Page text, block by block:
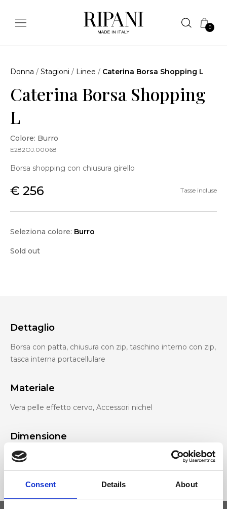
Consent Details About
0
Donna / Stagioni / Linee / Caterina Borsa Shopping L
Caterina Borsa Shopping
L
Colore: Burro
E282OJ.00068
Borsa shopping con chiusura girello
€ 256 Tasse incluse
Seleziona colore: Burro
Sold out
Dettaglio
Borsa con patta, chiusura con zip, taschino interno con zip,
tasca interna portacellulare
Materiale
Vera pelle effetto cervo, Accessori nichel
Dimensione
43 x 25 x 16cm (l x a x p)